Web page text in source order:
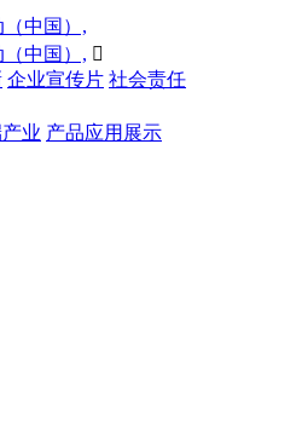
中国）,
中国）, 
企业宣传片 社会责任
业 产品应用展示